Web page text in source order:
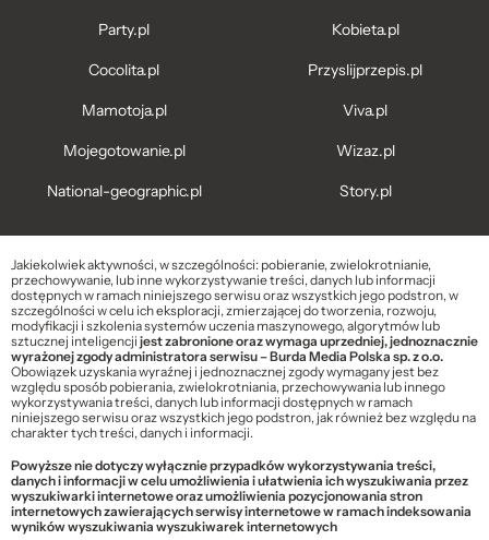
Party.pl
Cocolita.pl
Mamotoja.pl
Mojegotowanie.pl
National-geographic.pl
Kobieta.pl
Przyslijprzepis.pl
Viva.pl
Wizaz.pl
Story.pl
Jakiekolwiek aktywności, w szczególności: pobieranie, zwielokrotnianie,
przechowywanie, lub inne wykorzystywanie treści, danych lub informacji
dostępnych w ramach niniejszego serwisu oraz wszystkich jego podstron, w
szczególności w celu ich eksploracji, zmierzającej do tworzenia, rozwoju,
modyfikacji i szkolenia systemów uczenia maszynowego, algorytmów lub
sztucznej inteligencjijest zabronione oraz wymaga uprzedniej, jednoznacznie
wyrażonej zgody administratora serwisu – Burda Media Polska sp. z o.o.
Obowiązek uzyskania wyraźnej i jednoznacznej zgody wymagany jest bez
względu sposób pobierania, zwielokrotniania, przechowywania lub innego
wykorzystywania treści, danych lub informacji dostępnych w ramach
niniejszego serwisu oraz wszystkich jego podstron, jak również bez względu na
charakter tych treści, danych i informacji.
Powyższe nie dotyczy wyłącznie przypadków wykorzystywania treści,
danych i informacji w celu umożliwienia i ułatwienia ich wyszukiwania przez
wyszukiwarki internetowe oraz umożliwienia pozycjonowania stron
internetowych zawierających serwisy internetowe w ramach indeksowania
wyników wyszukiwania wyszukiwarek internetowych